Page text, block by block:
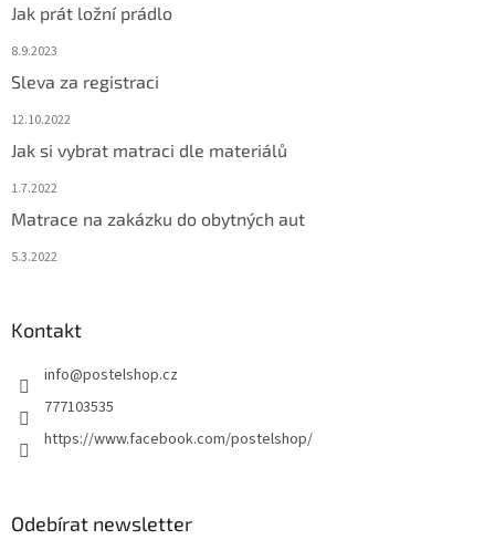
Jak prát ložní prádlo
8.9.2023
Sleva za registraci
12.10.2022
Jak si vybrat matraci dle materiálů
1.7.2022
Matrace na zakázku do obytných aut
5.3.2022
Kontakt
info@postelshop.cz
777103535
https://www.facebook.com/postelshop/
Odebírat newsletter